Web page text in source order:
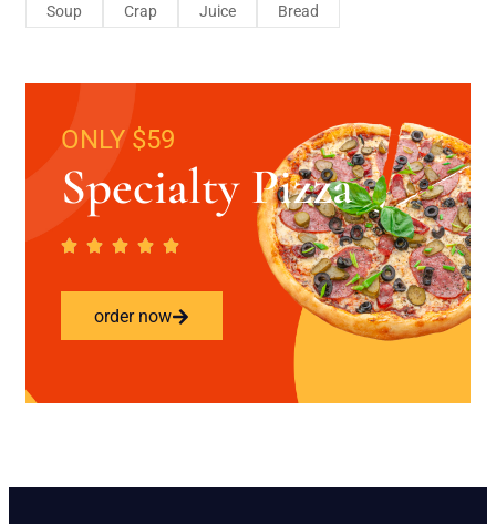
Soup Crap Juice Bread
ONLY $59
Specialty Pizza
order now